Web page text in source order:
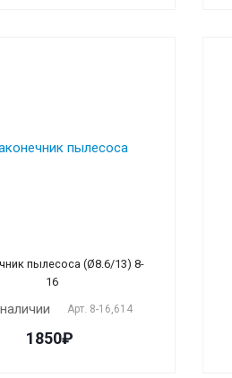
пылесоса (Ø8.6/13) 8-
16
Арт. 8-16,614
1850₽